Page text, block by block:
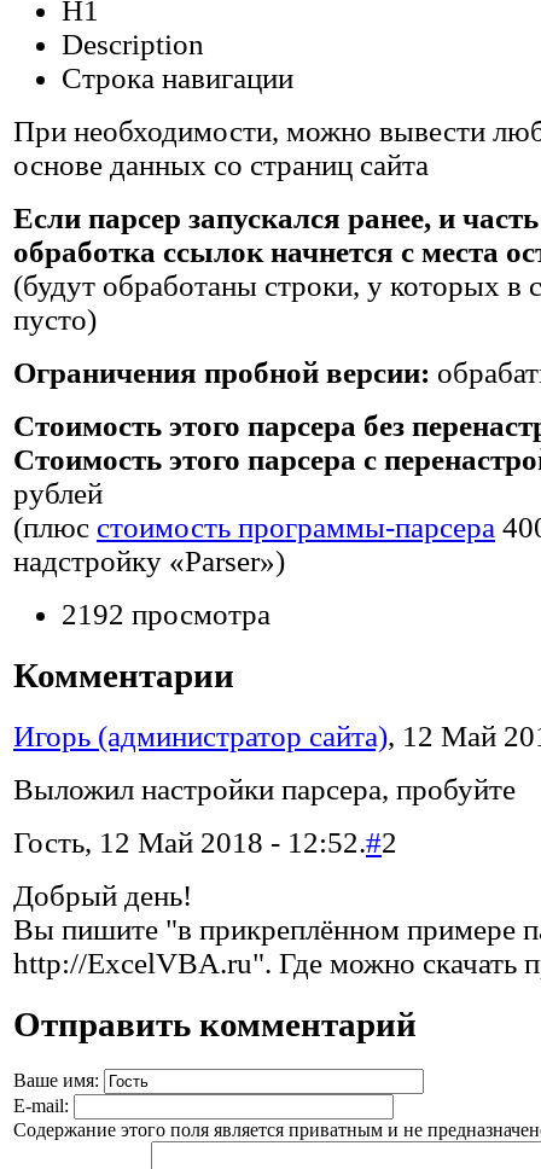
H1
Description
Строка навигации
При необходимости, можно вывести
основе данных со страниц сайта
Если парсер запускался ранее, и
обработка ссылок начнется с места
(будут обработаны строки, у которых в
пусто)
Ограничения пробной версии:
Стоимость этого парсера без
Стоимость этого парсера c
рублей
(плюс стоимость программы-парсера
надстройку «Parser»)
2192 просмотра
Комментарии
Игорь (администратор сайта), 12 Май
Выложил настройки парсера, пробуйте
Гость, 12 Май 2018 - 12:52.#2
Добрый день!
Вы пишите "в прикреплённом примере
http://ExcelVBA.ru". Где можно скачать
Отправить комментарий
Ваше имя:
E-mail:
Содержание этого поля является приватным и не